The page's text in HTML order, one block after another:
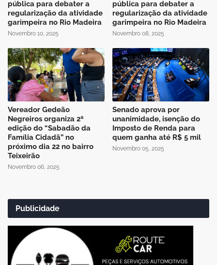
pública para debater a
regularização da atividade
garimpeira no Rio Madeira
Novembro 10, 2025
pública para debater a
regularização da atividade
garimpeira no Rio Madeira
Novembro 08, 2025
Vereador Gedeão
Negreiros organiza 2ª
edição do “Sabadão da
Família Cidadã” no
próximo dia 22 no bairro
Teixeirão
Novembro 06, 2025
Senado aprova por
unanimidade, isenção do
Imposto de Renda para
quem ganha até R$ 5 mil
Novembro 05, 2025
Publicidade